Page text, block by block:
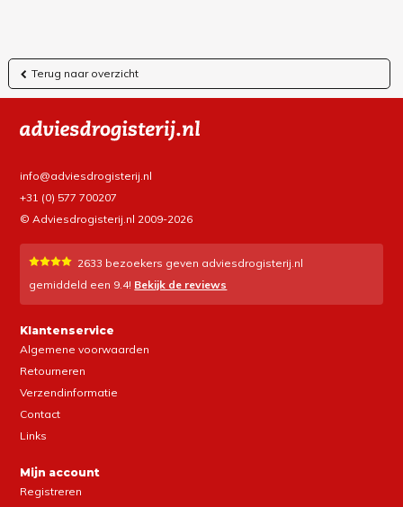
Terug naar overzicht
info@adviesdrogisterij.nl
+31 (0) 577 700207
© Adviesdrogisterij.nl 2009-2026
2633 bezoekers geven adviesdrogisterij.nl
gemiddeld een 9.4! Bekijk de reviews
Klantenservice
Algemene voorwaarden
Retourneren
Verzendinformatie
Contact
Links
Mijn account
Registreren